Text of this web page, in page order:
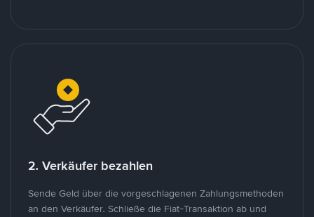
2. Verkäufer bezahlen
Sende Geld über die vorgeschlagenen Zahlungsmethoden
an den Verkäufer. Schließe die Fiat-Transaktion ab und